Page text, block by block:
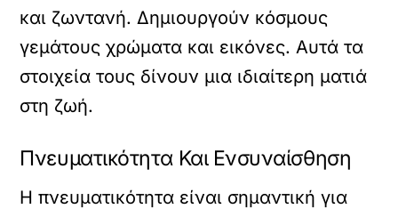
και ζωντανή. Δημιουργούν κόσμους
γεμάτους χρώματα και εικόνες. Αυτά τα
στοιχεία τους δίνουν μια ιδιαίτερη ματιά
στη ζωή.
Πνευματικότητα Και Ενσυναίσθηση
Η πνευματικότητα είναι σημαντική για